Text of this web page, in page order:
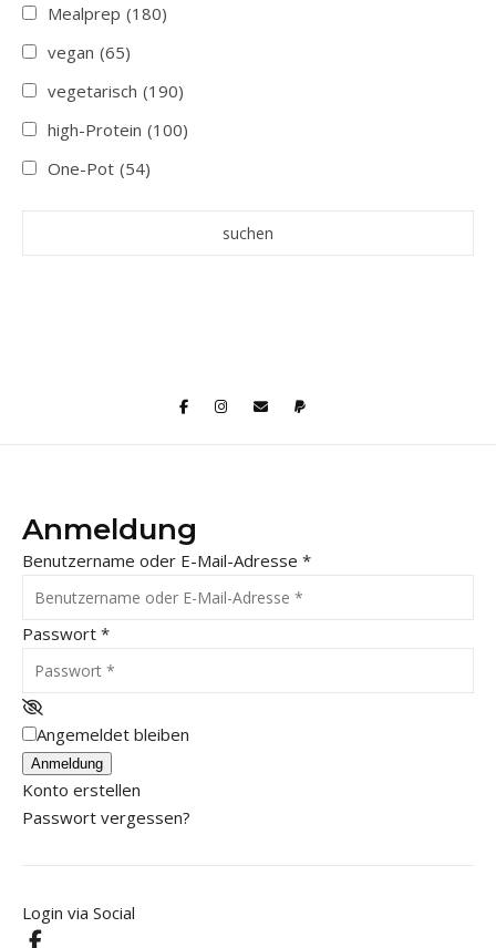
Mealprep (180)
vegan (65)
vegetarisch (190)
high-Protein (100)
One-Pot (54)
Anmeldung
Benutzername oder E-Mail-Adresse *
Passwort *
Angemeldet bleiben
Anmeldung
Konto erstellen
Passwort vergessen?
Login via Social